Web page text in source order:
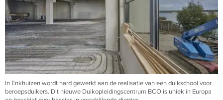
In Enkhuizen wordt hard gewerkt aan de realisatie van een duikschool voor
beroepsduikers. Dit nieuwe Duikopleidingscentrum BCO is uniek in Europa